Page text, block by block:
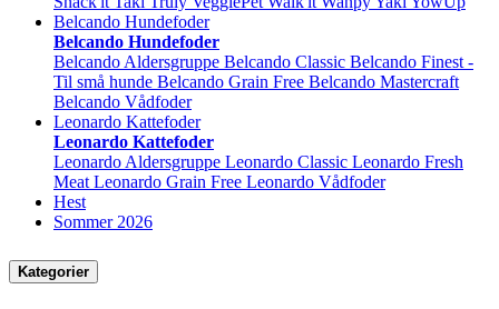
Belcando Hundefoder
Belcando Hundefoder
Belcando Aldersgruppe Belcando Classic Belcando Finest -
Til små hunde Belcando Grain Free Belcando Mastercraft
Belcando Vådfoder
Leonardo Kattefoder
Leonardo Kattefoder
Leonardo Aldersgruppe Leonardo Classic Leonardo Fresh
Meat Leonardo Grain Free Leonardo Vådfoder
Hest
Sommer 2026
Kategorier